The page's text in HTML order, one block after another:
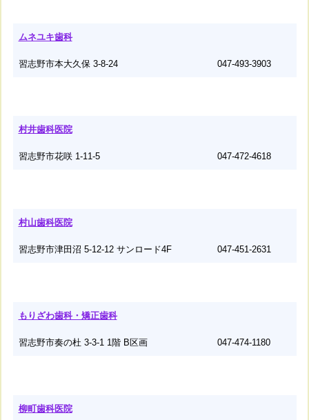
ムネユキ歯科
習志野市本大久保 3-8-24 047-493-3903
村井歯科医院
習志野市花咲 1-11-5 047-472-4618
村山歯科医院
習志野市津田沼 5-12-12 サンロード4F 047-451-2631
もりざわ歯科・矯正歯科
習志野市奏の杜 3-3-1 1階 B区画 047-474-1180
柳町歯科医院